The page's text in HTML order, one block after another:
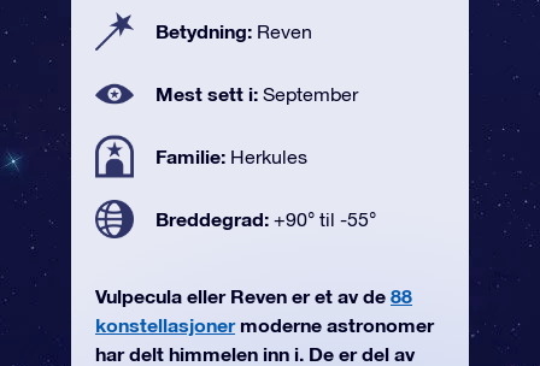
Betydning: Reven
Mest sett i: September
Familie: Herkules
Breddegrad: +90° til -55°
Vulpecula eller Reven er et av de 88
konstellasjonermoderne astronomer
har delt himmelen inn i. De er del av